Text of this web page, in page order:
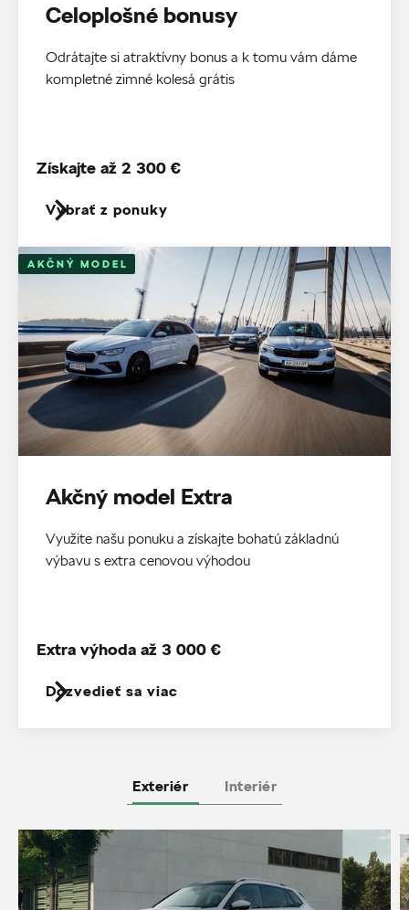
Celoplošné bonusy
Odrátajte si atraktívny bonus a k tomu vám dáme
kompletné zimné kolesá grátis
Vybrať z ponuky
Získajte až 2 300 €
AKČNÝ MODEL
Akčný model Extra
Využite našu ponuku a získajte bohatú základnú
výbavu s extra cenovou výhodou
Dozvedieť sa viac
Extra výhoda až 3 000 €
Exteriér Interiér